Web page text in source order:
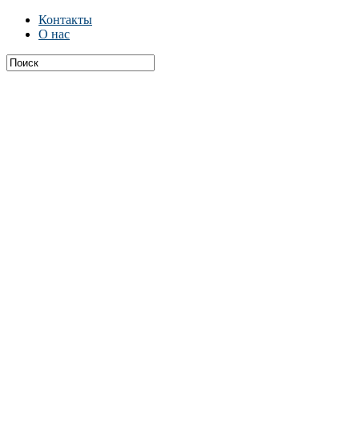
Контакты
О нас